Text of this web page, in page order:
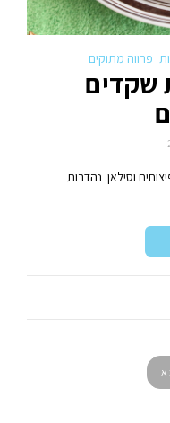
פרווה מתוקים
שקדים
וסילאן. נהדרות